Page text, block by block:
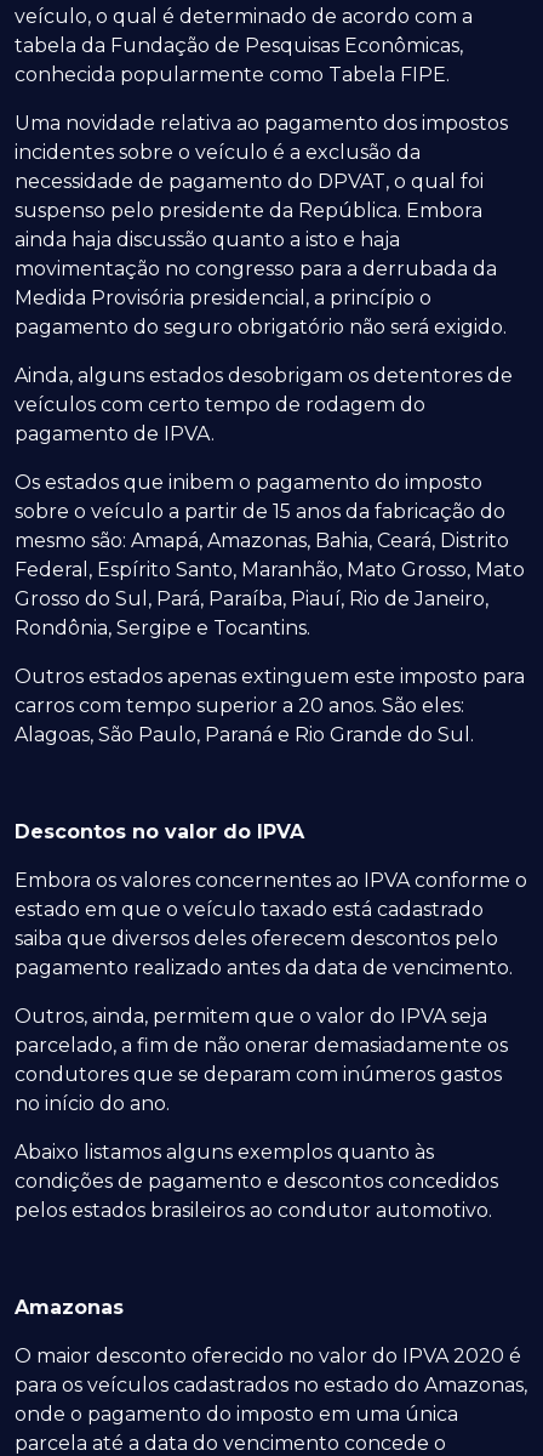
veículo, o qual é determinado de acordo com a
tabela da Fundação de Pesquisas Econômicas,
conhecida popularmente como Tabela FIPE.
Uma novidade relativa ao pagamento dos impostos
incidentes sobre o veículo é a exclusão da
necessidade de pagamento do DPVAT, o qual foi
suspenso pelo presidente da República. Embora
ainda haja discussão quanto a isto e haja
movimentação no congresso para a derrubada da
Medida Provisória presidencial, a princípio o
pagamento do seguro obrigatório não será exigido.
Ainda, alguns estados desobrigam os detentores de
veículos com certo tempo de rodagem do
pagamento de IPVA.
Os estados que inibem o pagamento do imposto
sobre o veículo a partir de 15 anos da fabricação do
mesmo são: Amapá, Amazonas, Bahia, Ceará, Distrito
Federal, Espírito Santo, Maranhão, Mato Grosso, Mato
Grosso do Sul, Pará, Paraíba, Piauí, Rio de Janeiro,
Rondônia, Sergipe e Tocantins.
Outros estados apenas extinguem este imposto para
carros com tempo superior a 20 anos. São eles:
Alagoas, São Paulo, Paraná e Rio Grande do Sul.
Descontos no valor do IPVA
Embora os valores concernentes ao IPVA conforme o
estado em que o veículo taxado está cadastrado
saiba que diversos deles oferecem descontos pelo
pagamento realizado antes da data de vencimento.
Outros, ainda, permitem que o valor do IPVA seja
parcelado, a fim de não onerar demasiadamente os
condutores que se deparam com inúmeros gastos
no início do ano.
Abaixo listamos alguns exemplos quanto às
condições de pagamento e descontos concedidos
pelos estados brasileiros ao condutor automotivo.
Amazonas
O maior desconto oferecido no valor do IPVA 2020 é
para os veículos cadastrados no estado do Amazonas,
onde o pagamento do imposto em uma única
parcela até a data do vencimento concede o